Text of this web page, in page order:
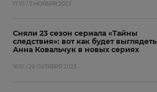
17:10 / 9 НОЯБРЯ 2023
Сняли 23 сезон сериала «Тайны
следствия»: вот как будет выглядеть
Анна Ковальчук в новых сериях
16:51 / 26 ОКТЯБРЯ 2023